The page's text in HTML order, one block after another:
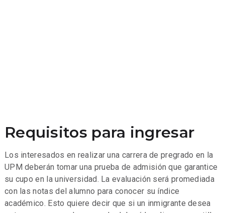
Requisitos para ingresar
Los interesados en realizar una carrera de pregrado en la
UPM deberán tomar una prueba de admisión que garantice
su cupo en la universidad. La evaluación será promediada
con las notas del alumno para conocer su índice
académico. Esto quiere decir que si un inmigrante desea